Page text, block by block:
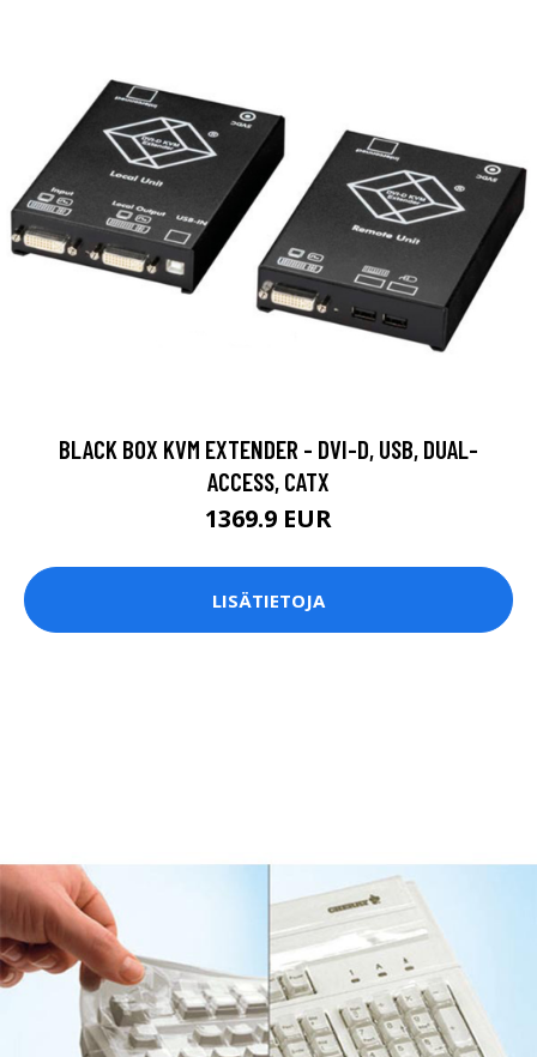
BLACK BOX KVM EXTENDER - DVI-D, USB, DUAL-
ACCESS, CATX
1369.9 EUR
LISÄTIETOJA